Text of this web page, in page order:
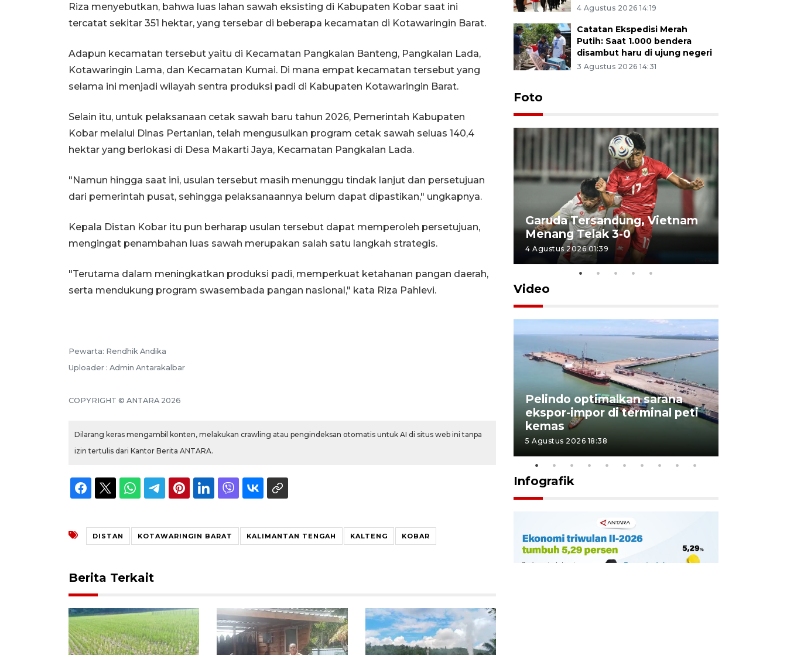
Riza menyebutkan, bahwa luas lahan sawah eksisting di Kabupaten Kobar saat ini
tercatat sekitar 351 hektar, yang tersebar di beberapa kecamatan di Kotawaringin Barat.
Adapun kecamatan tersebut yaitu di Kecamatan Pangkalan Banteng, Pangkalan Lada,
Kotawaringin Lama, dan Kecamatan Kumai. Di mana empat kecamatan tersebut yang
selama ini menjadi wilayah sentra produksi padi di Kabupaten Kotawaringin Barat.
Selain itu, untuk pelaksanaan cetak sawah baru tahun 2026, Pemerintah Kabupaten
Kobar melalui Dinas Pertanian, telah mengusulkan program cetak sawah seluas 140,4
hektar yang berlokasi di Desa Makarti Jaya, Kecamatan Pangkalan Lada.
"Namun hingga saat ini, usulan tersebut masih menunggu tindak lanjut dan persetujuan
dari pemerintah pusat, sehingga pelaksanaannya belum dapat dipastikan," ungkapnya.
Kepala Distan Kobar itu pun berharap usulan tersebut dapat memperoleh persetujuan,
mengingat penambahan luas sawah merupakan salah satu langkah strategis.
"Terutama dalam meningkatkan produksi padi, memperkuat ketahanan pangan daerah,
serta mendukung program swasembada pangan nasional," kata Riza Pahlevi.
Pewarta: Rendhik Andika
Uploader : Admin Antarakalbar
COPYRIGHT © ANTARA 2026
Dilarang keras mengambil konten, melakukan crawling atau pengindeksan otomatis untuk AI di situs web ini tanpa
izin tertulis dari Kantor Berita ANTARA.
DISTAN KOTAWARINGIN BARAT KALIMANTAN TENGAH KALTENG KOBAR
Berita Terkait
4 Agustus 2026 14:19
Catatan Ekspedisi Merah
Putih: Saat 1.000 bendera
disambut haru di ujung negeri
3 Agustus 2026 14:31
Foto
Karhutla Kalimantan Barat
terluas di Indonesia
22 Juli 2026 10:51
Garuda Tersandung, Vietnam
Menang Telak 3-0
4 Agustus 2026 01:39
Video
Pelindo optimalkan sarana
ekspor-impor di terminal peti
kemas
5 Agustus 2026 18:38
Infografik